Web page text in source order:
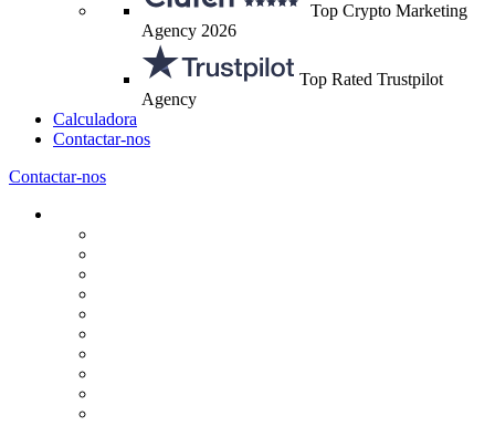
Top Crypto Marketing
Agency 2026
Top Rated Trustpilot
Agency
Calculadora
Contactar-nos
Contactar-nos